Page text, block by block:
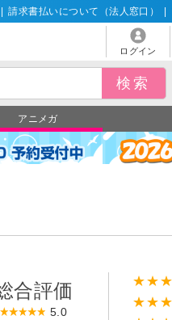
請求書払いについて（法人窓口）
ログイン
アニメガ
合評価
5.0